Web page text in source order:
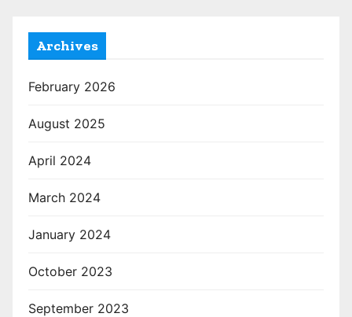
Archives
February 2026
August 2025
April 2024
March 2024
January 2024
October 2023
September 2023